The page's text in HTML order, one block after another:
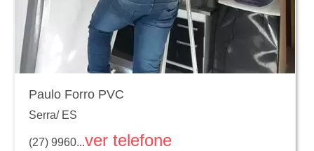
Paulo Forro PVC
Serra/ ES
(27) 9960...ver telefone